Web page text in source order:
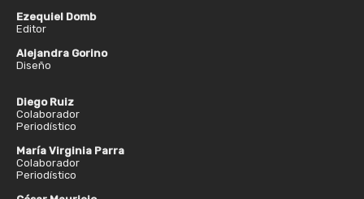
Ezequiel Domb
Editor
Alejandra Gorino
Diseño
Diego Ruiz
Colaborador
Periodístico
María Virginia Parra
Colaborador
Periodístico